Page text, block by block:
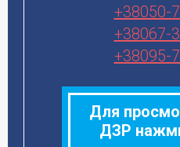
+38050-
+38067-
+38095-
Для
ДЗР